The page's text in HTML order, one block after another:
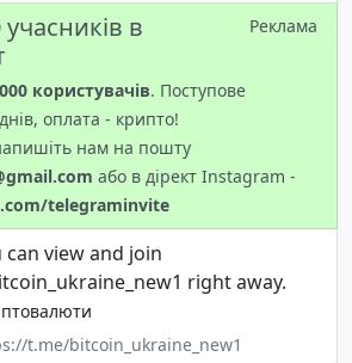
в
Реклама
користувачів. Поступове
оплата - крипто!
нам на пошту
або в дірект Instagram -
telegraminvite
can view and join
right away.
t.me/bitcoin_ukraine_new1